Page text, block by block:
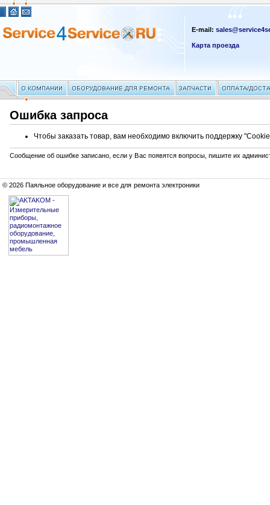
E-mail:
Карта проезда
Ошибка запроса
Чтобы заказать товар, вам необходимо включить поддержку
Сообщение об ошибке записано, если у Вас появятся вопросы, пишите их
© 2026 Паяльное оборудование и все для ремонта электроники